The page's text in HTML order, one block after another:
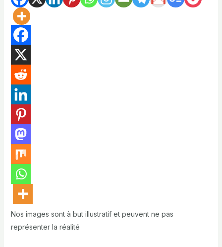
Nos images sont à but illustratif et peuvent ne pas
représenter la réalité